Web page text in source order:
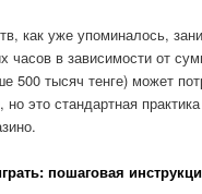
как уже упоминалось,
часов в зависимости от
500 тысяч тенге) может
но это стандартная
пошаговая